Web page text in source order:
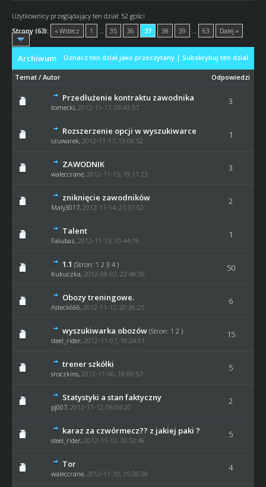
Użytkownicy przeglądający ten dział: 52 gości
Strony (63):
« Wstecz 1 … 35 36 37 38 39 … 63 Dalej »
Oznacz ten dział jako przeczytany| Subskrybuj ten dział
Archiwum
Temat/ Autor Odpowiedzi
Przedłużenie kontraktu zawodnika
tomecki, 2012-11-17, 09:43:57
3
Rozszerzenie opcji w wyszukiwarce
szuwarek, 2012-11-17, 13:08:52
1
ZAWODNIK
waleccrane, 2012-11-15, 19:11:23
3
zniknięcie zawodników
Maly3017, 2012-11-14, 21:31:02
2
Talent
Falubaz, 2012-11-15, 10:44:19
1
1.1 (Stron: 1 2 3 4 )
Kukuczka, 2012-08-02, 22:48:59
50
Obozy treningowe.
Asteck666, 2012-11-12, 20:36:25
6
wyszukiwarka obozów (Stron: 1 2 )
steel_rider, 2012-11-07, 18:24:01
15
trener szkółki
sroczkins, 2012-11-06, 18:09:57
5
Statystyki a stan faktyczny
pj007, 2012-11-12, 06:04:20
2
karaz za czwórmecz?? z jakiej paki ?
steel_rider, 2012-11-12, 10:52:46
5
Tor
waleccrane, 2012-11-10, 15:26:28
4